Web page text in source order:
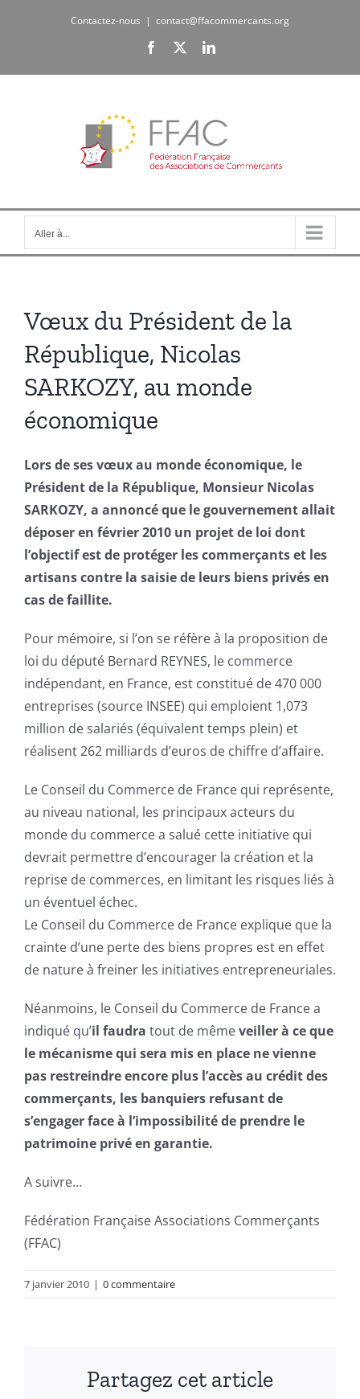
Contactez-nous | contact@ffacommercants.org
Facebook LinkedIn
Aller à...
Vœux du Président de la
République, Nicolas
SARKOZY, au monde
économique
Lors de ses vœux au monde économique, le
Président de la République, Monsieur Nicolas
SARKOZY, a annoncé que le gouvernement allait
déposer en février 2010 un projet de loi dont
l’objectif est de protéger les commerçants et les
artisans contre la saisie de leurs biens privés en
cas de faillite.
Pour mémoire, si l’on se réfère à la proposition de
loi du député Bernard REYNES, le commerce
indépendant, en France, est constitué de 470 000
entreprises (source INSEE) qui emploient 1,073
million de salariés (équivalent temps plein) et
réalisent 262 milliards d’euros de chiffre d’affaire.
Le Conseil du Commerce de France qui représente,
au niveau national, les principaux acteurs du
monde du commerce a salué cette initiative qui
devrait permettre d’encourager la création et la
reprise de commerces, en limitant les risques liés à
un éventuel échec.
Le Conseil du Commerce de France explique que la
crainte d’une perte des biens propres est en effet
de nature à freiner les initiatives entrepreneuriales.
Néanmoins, le Conseil du Commerce de France a
indiqué qu’il faudra tout de mêmeveiller à ce que
le mécanisme qui sera mis en place ne vienne
pas restreindre encore plus l’accès au crédit des
commerçants, les banquiers refusant de
s’engager face à l’impossibilité de prendre le
patrimoine privé en garantie.
A suivre…
Fédération Française Associations Commerçants
(FFAC)
7 janvier 2010 | 0 commentaire
Partagez cet article